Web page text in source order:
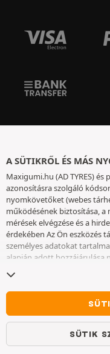
A SÜTIKRŐL ÉS MÁS
Maxigumi.hu (AD TYRES)
azonosításra szolgáló
nyomkövetőket (webes
működésének biztosítása,
mérések elvégzése és a
érdekében Az Ön eszközés
személyes adatokat
alapján adott hozzájárulása
nyomkövetőket az
hónapig őrizzük meg. A
és egyéb nyomkövetők
sütik vagy más
folytatja. A sütik elutasítása
igénybe vételét AD TYRES.
és egyéb nyomkövetők
SÜTIK